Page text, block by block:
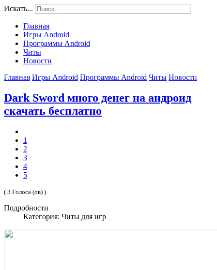
Искать...
Главная
Игры Android
Программы Android
Читы
Новости
Главная Игры Android Программы Android Читы Новости
Dark Sword много денег на андроид
скачать бесплатно
1
2
3
4
5
( 3 Голоса (ов) )
Подробности
Категория: Читы для игр